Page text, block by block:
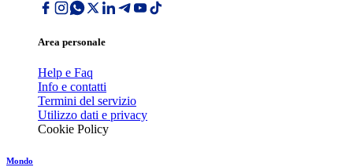
Area personale
Help e Faq
Info e contatti
Termini del servizio
Utilizzo dati e privacy
Cookie Policy
Mondo